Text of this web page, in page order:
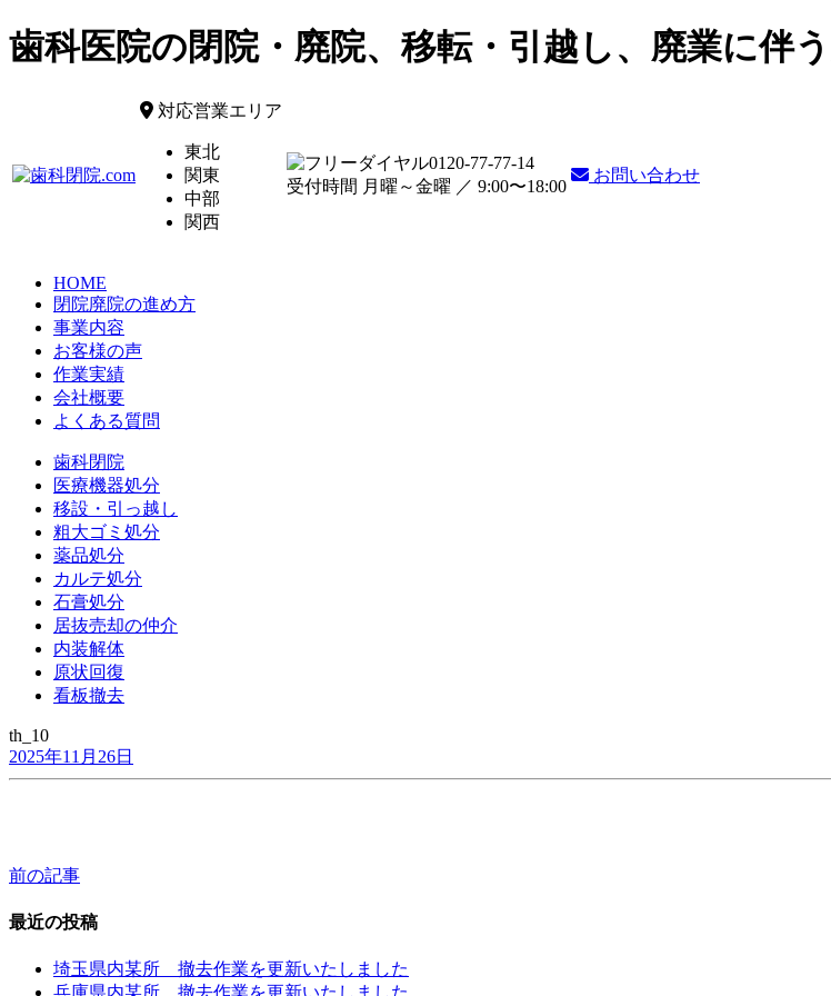
歯科医院の閉院・廃院、移転・引越し、廃業に伴
対応営業エリア
東北
関東
中部
関西
0120-77-77-14
受付時間 月曜～金曜 ／ 9:00〜18:00
お問い合わせ
HOME
閉院廃院の進め方
事業内容
お客様の声
作業実績
会社概要
よくある質問
歯科閉院
医療機器処分
移設・引っ越し
粗大ゴミ処分
薬品処分
カルテ処分
石膏処分
居抜売却の仲介
内装解体
原状回復
看板撤去
th_10
2025年11月26日
投
稿
前の記事
最近の投稿
埼玉県内某所 撤去作業を更新いたしました